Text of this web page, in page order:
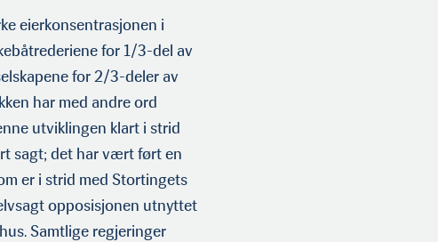
eierkonsentrasjonen i
for 1/3-del av
for 2/3-deler av
har med andre ord
utviklingen klart i strid
sagt; det har vært ført en
er i strid med Stortingets
opposisjonen utnyt­tet
Samtlige regjeringer